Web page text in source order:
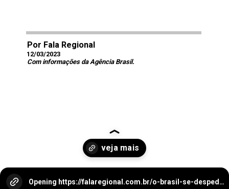
Por Fala Regional
12/03/2023
Com informações da Agência Brasil.
Opening https://falaregional.com.br/o-brasil-se-despede-do-ator-e-diretor-antonio-pedro.html